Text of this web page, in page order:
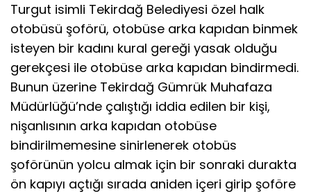
Turgut isimli Tekirdağ Belediyesi özel halk
otobüsü şoförü, otobüse arka kapıdan binmek
isteyen bir kadını kural gereği yasak olduğu
gerekçesi ile otobüse arka kapıdan bindirmedi.
Bunun üzerine Tekirdağ Gümrük Muhafaza
Müdürlüğü’nde çalıştığı iddia edilen bir kişi,
nişanlısının arka kapıdan otobüse
bindirilmemesine sinirlenerek otobüs
şoförünün yolcu almak için bir sonraki durakta
ön kapıyı açtığı sırada aniden içeri girip şoföre